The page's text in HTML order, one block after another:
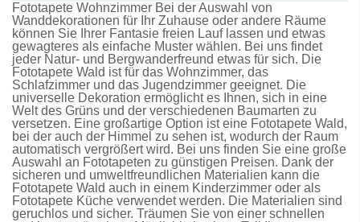
Fototapete Wohnzimmer Bei der Auswahl von
Wanddekorationen für Ihr Zuhause oder andere Räume
können Sie Ihrer Fantasie freien Lauf lassen und etwas
gewagteres als einfache Muster wählen. Bei uns findet
jeder Natur- und Bergwanderfreund etwas für sich. Die
Fototapete Wald ist für das Wohnzimmer, das
Schlafzimmer und das Jugendzimmer geeignet. Die
universelle Dekoration ermöglicht es Ihnen, sich in eine
Welt des Grüns und der verschiedenen Baumarten zu
versetzen. Eine großartige Option ist eine Fototapete Wald,
bei der auch der Himmel zu sehen ist, wodurch der Raum
automatisch vergrößert wird. Bei uns finden Sie eine große
Auswahl an Fototapeten zu günstigen Preisen. Dank der
sicheren und umweltfreundlichen Materialien kann die
Fototapete Wald auch in einem Kinderzimmer oder als
Fototapete Küche verwendet werden. Die Materialien sind
geruchlos und sicher. Träumen Sie von einer schnellen